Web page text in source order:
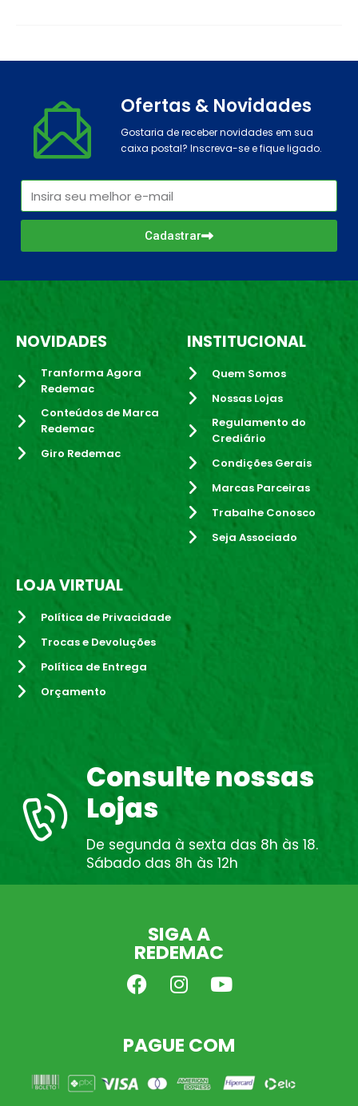
Ofertas & Novidades
Gostaria de receber novidades em sua
caixa postal? Inscreva-se e fique ligado.
Cadastrar
NOVIDADES
Tranforma Agora
Redemac
Conteúdos de Marca
Redemac
Giro Redemac
INSTITUCIONAL
Quem Somos
Nossas Lojas
Regulamento do
Crediário
Condições Gerais
Marcas Parceiras
Trabalhe Conosco
Seja Associado
LOJA VIRTUAL
Política de Privacidade
Trocas e Devoluções
Política de Entrega
Orçamento
Consulte nossas
Lojas
De segunda à sexta das 8h às 18.
Sábado das 8h às 12h
SIGA A
REDEMAC
PAGUE COM